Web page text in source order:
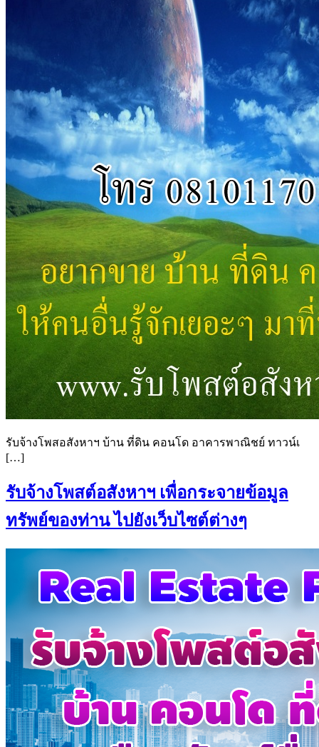
รับจ้างโพสอสังหาฯ บ้าน ที่ดิน คอนโด อาคารพาณิชย์ ทาวน์เ
[…]
รับจ้างโพสต์อสังหาฯ เพื่อกระจายข้อมูล
ทรัพย์ของท่าน ไปยังเว็บไซต์ต่างๆ